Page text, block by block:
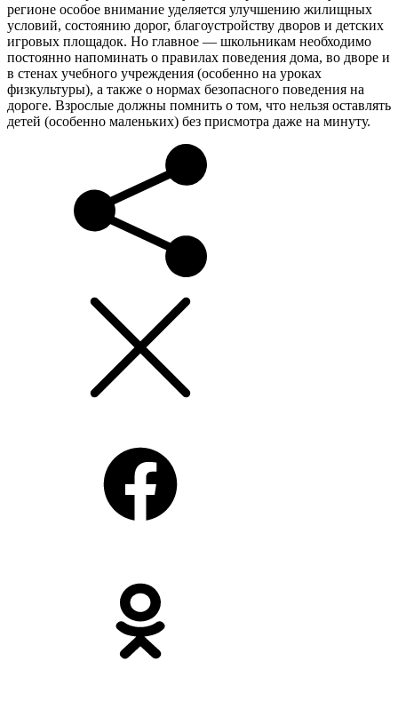
регионе особое внимание уделяется улучшению жилищных
условий, состоянию дорог, благоустройству дворов и детских
игровых площадок. Но главное — школьникам необходимо
постоянно напоминать о правилах поведения дома, во дворе и
в стенах учебного учреждения (особенно на уроках
физкультуры), а также о нормах безопасного поведения на
дороге. Взрослые должны помнить о том, что нельзя оставлять
детей (особенно маленьких) без присмотра даже на минуту.